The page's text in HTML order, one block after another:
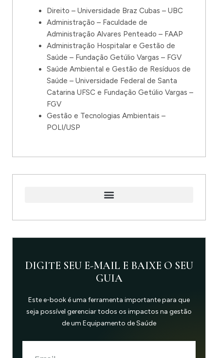
Direito – Universidade Braz Cubas – UBC
Administração – Faculdade de
Administração Alvares Penteado – FAAP
Administração Hospitalar e Gestão de
Saúde – Fundação Getúlio Vargas – FGV
Saúde Ambiental e Gestão de Resíduos de
Saúde – Universidade Federal de Santa
Catarina UFSC e Fundação Getúlio Vargas –
FGV
Gestão e Tecnologias Ambientais –
POLI/USP
DIGITE SEU E-MAIL E BAIXE O SEU
GUIA
Este e-book é uma ferramenta importante para que
seja possível gerenciar todos os impactos na gestão
de um Equipamento de Saúde